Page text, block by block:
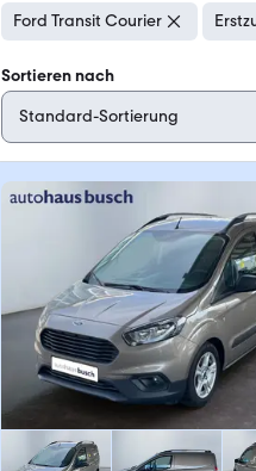
Ford Transit Courier
Sortieren nach